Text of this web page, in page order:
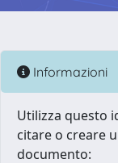
Informazioni
Utilizza questo
citare o creare
documento: